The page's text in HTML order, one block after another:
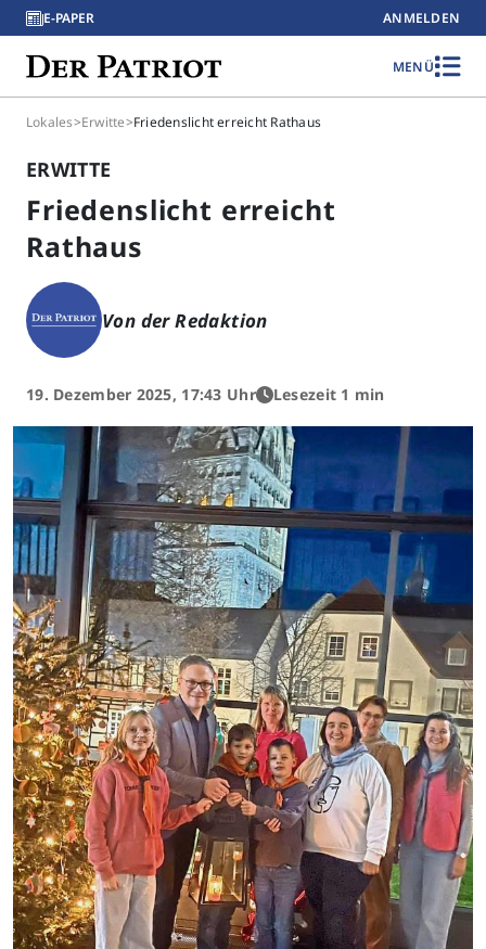
E-PAPER ANMELDEN
MENÜ
Lokales>Erwitte>Friedenslicht erreicht Rathaus
ERWITTE
Friedenslicht erreicht
Rathaus
Von der Redaktion
19. Dezember 2025, 17:43 Uhr Lesezeit 1 min